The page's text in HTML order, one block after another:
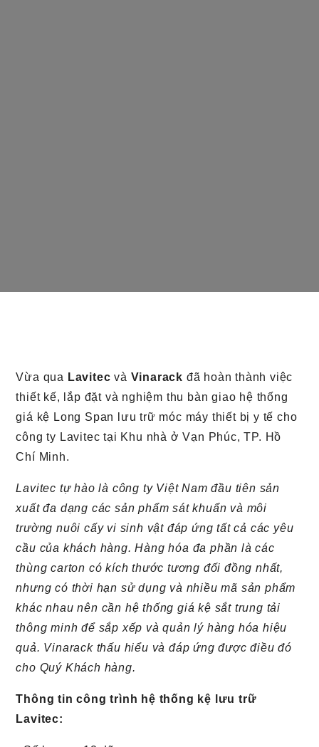
Vừa qua Lavitecvà Vinarack đã hoàn thành việc
thiết kế, lắp đặt và nghiệm thu bàn giao hệ thống
giá kệ Long Span lưu trữ móc máy thiết bị y tế cho
công ty Lavitec tại Khu nhà ở Vạn Phúc, TP. Hồ
Chí Minh.
Lavitec tự hào là công ty Việt Nam đầu tiên sản
xuất đa dạng các sản phẩm sát khuẩn và môi
trường nuôi cấy vi sinh vật đáp ứng tất cả các yêu
cầu của khách hàng. Hàng hóa đa phần là các
thùng carton có kích thước tương đối đồng nhất,
nhưng có thời hạn sử dụng và nhiều mã sản phẩm
khác nhau nên cần hệ thống giá kệ sắt trung tải
thông minh để sắp xếp và quản lý hàng hóa hiệu
quả. Vinarack thấu hiểu và đáp ứng được điều đó
cho Quý Khách hàng.
Thông tin công trình hệ thống kệ lưu trữ
Lavitec: